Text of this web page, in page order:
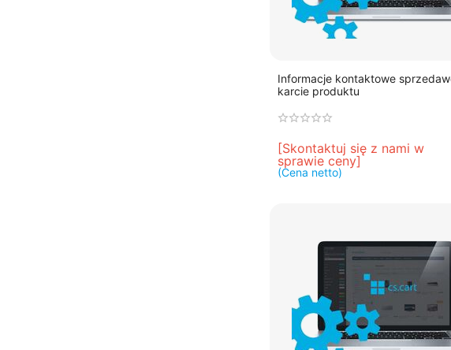
Informacje kontaktowe
karcie produktu
[Skontaktuj się z nami w
sprawie ceny]
(Cena netto)